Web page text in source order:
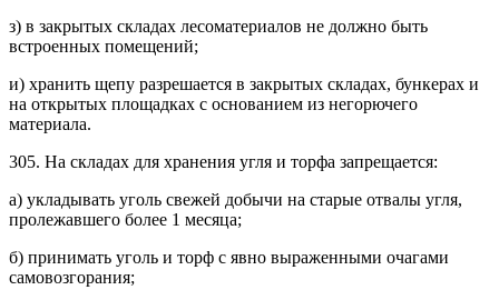
з) в закрытых складах лесоматериалов не должно быть
встроенных помещений;
и) хранить щепу разрешается в закрытых складах, бункерах и
на открытых площадках с основанием из негорючего
материала.
305. На складах для хранения угля и торфа запрещается:
а) укладывать уголь свежей добычи на старые отвалы угля,
пролежавшего более 1 месяца;
б) принимать уголь и торф с явно выраженными очагами
самовозгорания;